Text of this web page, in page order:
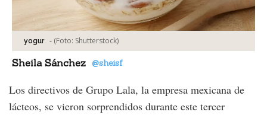
yogur - (Foto: Shutterstock)
Sheila Sánchez @sheisf
Los directivos de Grupo Lala, la empresa mexicana de
lácteos, se vieron sorprendidos durante este tercer